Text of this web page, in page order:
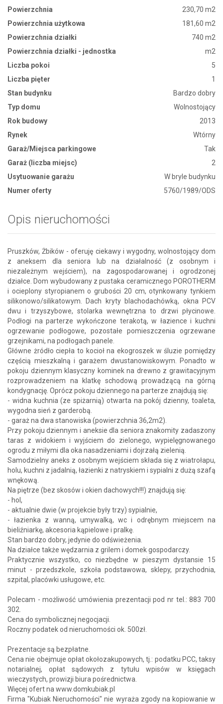
Powierzchnia
230,70 m2
Powierzchnia użytkowa
181,60 m2
Powierzchnia działki
740 m2
Powierzchnia działki - jednostka
m2
Liczba pokoi
5
Liczba pięter
1
Stan budynku
Bardzo dobry
Typ domu
Wolnostojący
Rok budowy
2013
Rynek
Wtórny
Garaż/Miejsca parkingowe
Tak
Garaż (liczba miejsc)
2
Usytuowanie garażu
W bryle budynku
Numer oferty
5760/1989/ODS
Opis nieruchomości
Pruszków, Żbików - oferuję ciekawy i wygodny, wolnostojący dom
z aneksem dla seniora lub na działalność (z osobnym i
niezależnym wejściem), na zagospodarowanej i ogrodzonej
działce. Dom wybudowany z pustaka ceramicznego POROTHERM
i ocieplony styropianem o grubości 20 cm, otynkowany tynkiem
silikonowo/silikatowym. Dach kryty blachodachówką, okna PCV
dwu i trzyszybowe, stolarka wewnętrzna to drzwi płycinowe.
Podłogi na parterze wykończone terakotą, w łazience i kuchni
ogrzewanie podłogowe, pozostałe pomieszczenia ogrzewane
grzejnikami, na podłogach panele.
Główne żródło ciepła to kocioł na ekogroszek w śluzie pomiędzy
częścią mieszkalną i garażem dwustanowiskowym. Ponadto w
pokoju dziennym klasyczny kominek na drewno z grawitacyjnym
rozprowadzeniem na klatkę schodową prowadzącą na górną
kondygnację. Oprócz pokoju dziennego na parterze znajdują się:
- widna kuchnia (ze spiżarnią) otwarta na pokój dzienny, toaleta,
wygodna sień z garderobą.
- garaż na dwa stanowiska (powierzchnia 36,2m2).
Przy pokoju dziennym i aneksie dla seniora znakomity zadaszony
taras z widokiem i wyjściem do zielonego, wypielęgnowanego
ogrodu z miłymi dla oka nasadzeniami i dojrzałą zielenią.
Samodzielny aneks z osobnym wejściem składa się z wiatrołapu,
holu, kuchni z jadalnią, łazienki z natryskiem i sypialni z dużą szafą
wnękową.
Na piętrze (bez skosów i okien dachowych!!!) znajdują się:
- hol,
- aktualnie dwie (w projekcie były trzy) sypialnie,
- łazienka z wanną, umywalką, wc i odrębnym miejscem na
bieliźniarkę, akcesoria kąpielowe i pralkę.
Stan bardzo dobry, jedynie do odświeżenia.
Na działce także wędzarnia z grilem i domek gospodarczy.
Praktycznie wszystko, co niezbędne w pieszym dystansie 15
minut - przedszkole, szkoła podstawowa, sklepy, przychodnia,
szpital, placówki usługowe, etc.
Polecam - możliwość umówienia prezentacji pod nr tel.: 883 700
302.
Cena do symbolicznej negocjacji.
Roczny podatek od nieruchomości ok. 500zł.
Prezentacje są bezpłatne.
Cena nie obejmuje opłat okołozakupowych, tj.: podatku PCC, taksy
notarialnej, opłat sądowych z tytułu wpisów w księgach
wieczystych, prowizji biura pośrednictwa.
Więcej ofert na www.domkubiak.pl
Firma "Kubiak Nieruchomości" nie wyraża zgody na kopiowanie w